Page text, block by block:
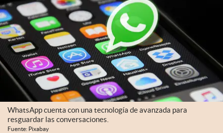
WhatsApp cuenta con una tecnología de avanzada para
resguardar las conversaciones.
Fuente: Pixabay